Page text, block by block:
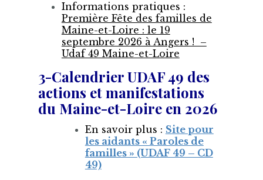
Informations pratiques :
Première Fête des familles de
Maine-et-Loire : le 19
septembre 2026 à Angers ! –
Udaf 49 Maine-et-Loire
3-Calendrier UDAF 49 des
actions et manifestations
du Maine-et-Loire en 2026
En savoir plus : Site pour
les aidants « Paroles de
familles » (UDAF 49 – CD
49)